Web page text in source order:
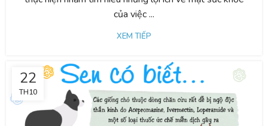
của việc ...
XEM TIẾP
22
TH10